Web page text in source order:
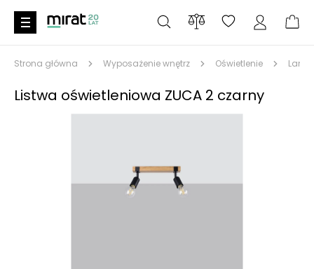
Strona główna Wyposażenie wnętrz Oświetlenie
Listwa oświetleniowa ZUCA 2 czarny